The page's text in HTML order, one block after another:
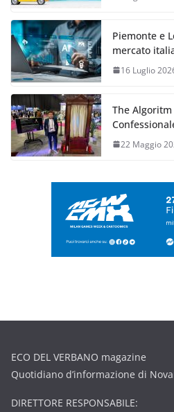
Piemonte e
mercato
16 Luglio
The
22 Maggio
ECO DEL VERBANO magazine
Quotidiano d’informazione di
DIRETTORE RESPONSABILE: